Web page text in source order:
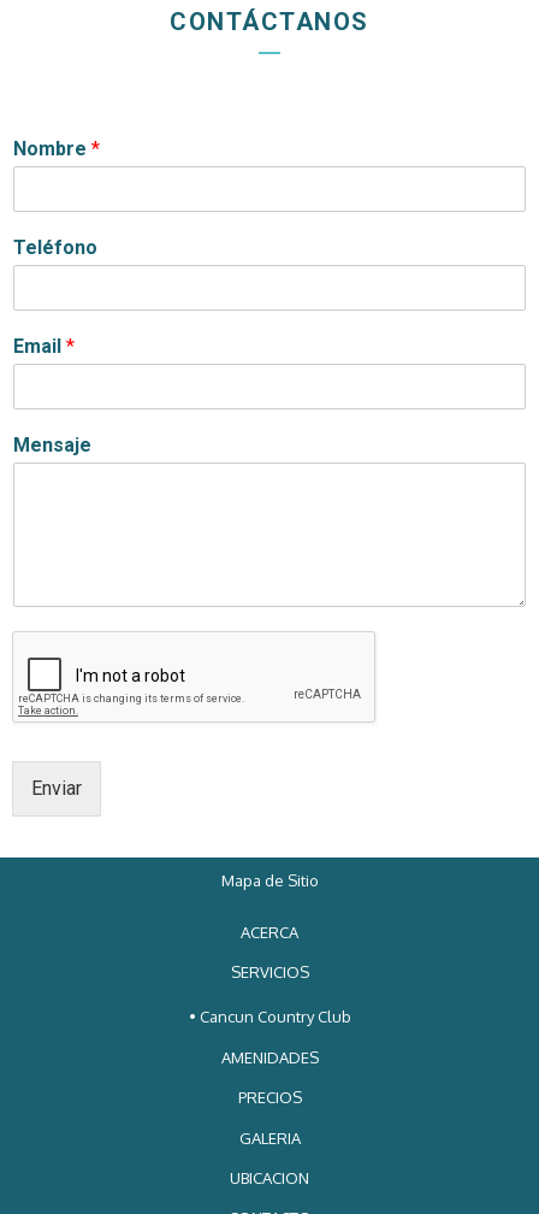
CONTÁCTANOS
Nombre *
Teléfono
Email *
Mensaje
Enviar
Mapa de Sitio
ACERCA
SERVICIOS
• Cancun Country Club
AMENIDADES
PRECIOS
GALERIA
UBICACION